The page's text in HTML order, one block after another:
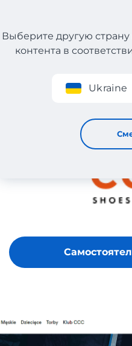
Регистрация
Выберите другую
контента в
Ukraine